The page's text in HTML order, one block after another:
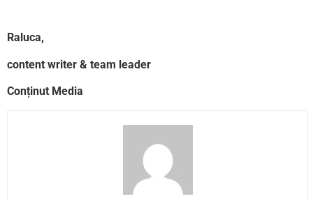
Raluca,
content writer & team leader
Conținut Media